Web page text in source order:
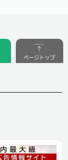
ページトップ